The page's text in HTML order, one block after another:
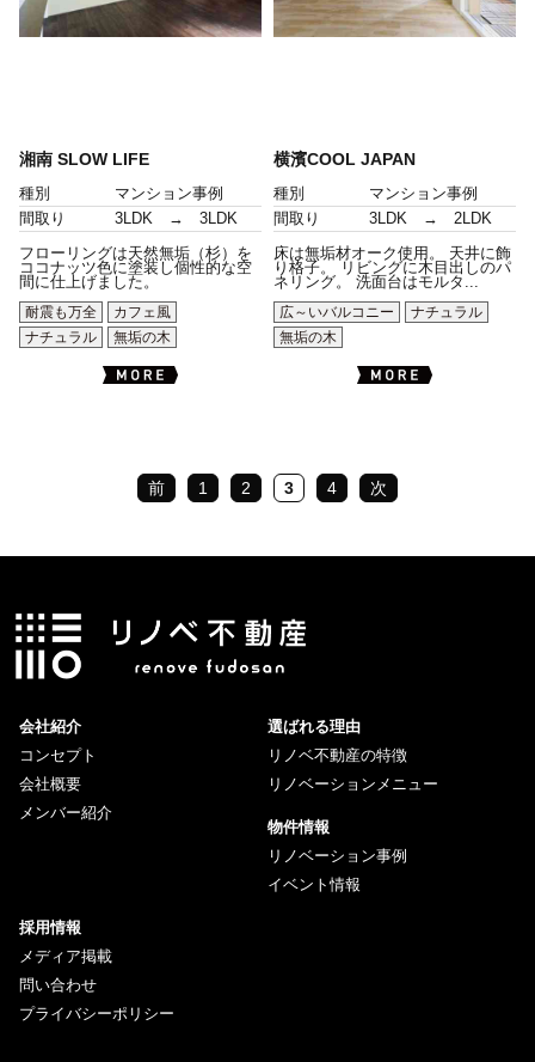
湘南 SLOW LIFE
種別
マンション事例
間取り
3LDK → 3LDK
フローリングは天然無垢（杉）を
ココナッツ色に塗装し個性的な空
間に仕上げました。
耐震も万全
カフェ風
ナチュラル
無垢の木
横濱COOL JAPAN
種別
マンション事例
間取り
3LDK → 2LDK
床は無垢材オーク使用。 天井に飾
り格子。 リビングに木目出しのパ
ネリング。 洗面台はモルタ...
広～いバルコニー
ナチュラル
無垢の木
前 1 2 3 4 次
会社紹介
コンセプト
会社概要
メンバー紹介
選ばれる理由
リノベ不動産の特徴
リノベーションメニュー
物件情報
リノベーション事例
イベント情報
採用情報
メディア掲載
問い合わせ
プライバシーポリシー